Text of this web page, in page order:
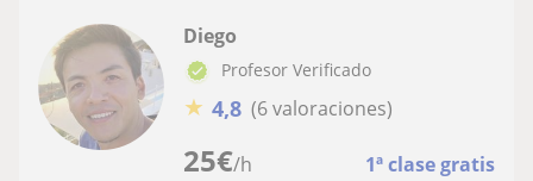
25€/h 1ª clase gratis
Diego
Profesor Verificado
★ 4,8 (6 valoraciones)